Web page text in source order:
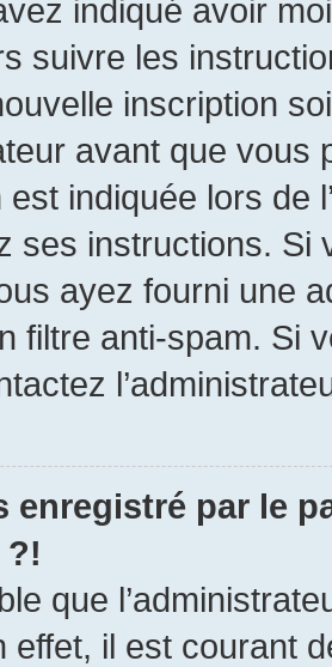
indiqué avoir
suivre les
inscription
avant que
est indiquée lors de
ses instructions. Si
ayez fourni une
filtre anti-spam. Si
enregistré par le
que
effet, il est courant